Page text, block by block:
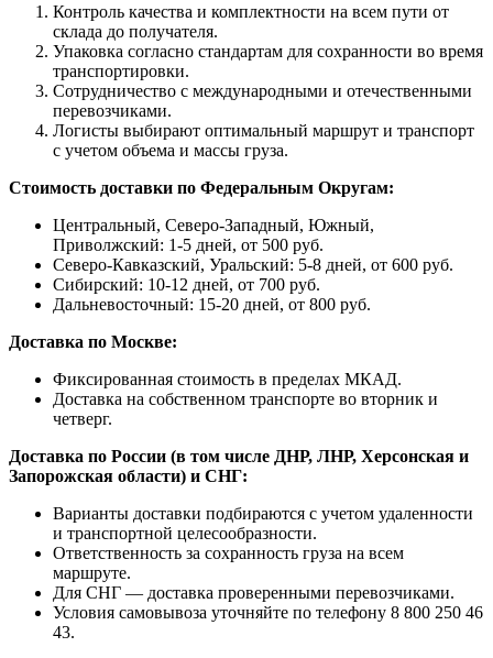
Контроль качества и комплектности на всем пути от
склада до получателя.
Упаковка согласно стандартам для сохранности во время
транспортировки.
Сотрудничество с международными и отечественными
перевозчиками.
Логисты выбирают оптимальный маршрут и транспорт
с учетом объема и массы груза.
Стоимость доставки по Федеральным Округам:
Центральный, Северо-Западный, Южный,
Приволжский: 1-5 дней, от 500 руб.
Северо-Кавказский, Уральский: 5-8 дней, от 600 руб.
Сибирский: 10-12 дней, от 700 руб.
Дальневосточный: 15-20 дней, от 800 руб.
Доставка по Москве:
Фиксированная стоимость в пределах МКАД.
Доставка на собственном транспорте во вторник и
четверг.
Доставка по России (в том числе ДНР, ЛНР, Херсонская и
Запорожская области) и СНГ:
Варианты доставки подбираются с учетом удаленности
и транспортной целесообразности.
Ответственность за сохранность груза на всем
маршруте.
Для СНГ — доставка проверенными перевозчиками.
Условия самовывоза уточняйте по телефону 8 800 250 46
43.